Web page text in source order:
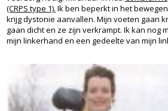
(CRPS type 1). Ik ben beperkt in het
krijg dystonie aanvallen. Mijn voeten gaan
gaan dicht en ze zijn verkrampt. Ik kan nog
mijn linkerhand en een gedeelte van mijn